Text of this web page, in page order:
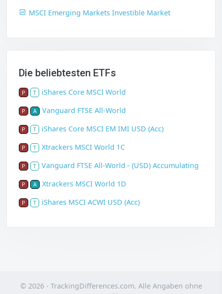
MSCI Emerging Markets Investible Market
Die beliebtesten ETFs
P T iShares Core MSCI World
P A Vanguard FTSE All-World
P T iShares Core MSCI EM IMI USD (Acc)
P T Xtrackers MSCI World 1C
P T Vanguard FTSE All-World - (USD) Accumulating
P A Xtrackers MSCI World 1D
P T iShares MSCI ACWI USD (Acc)
© 2026 - TrackingDifferences.com. Alle Angaben ohne